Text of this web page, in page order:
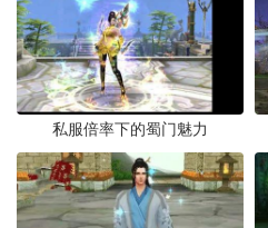
私服倍率下的蜀门魅力